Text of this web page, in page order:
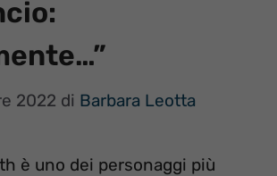
2022 di Barbara Leotta
è uno dei personaggi più